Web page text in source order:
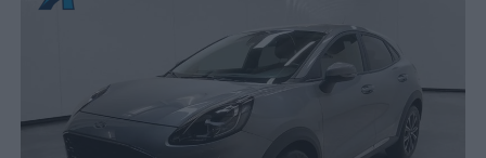
Servizi
Marchi